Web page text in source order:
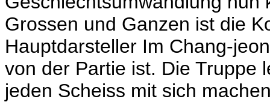
Grossen und Ganzen ist die
Hauptdarsteller Im Chang-
von der Partie ist. Die Truppe
jeden Scheiss mit sich